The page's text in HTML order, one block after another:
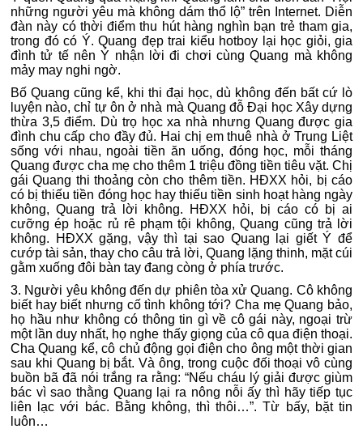
những người yêu mà không dám thổ lộ” trên Internet. Diễn
đàn này có thời điểm thu hút hàng nghìn bạn trẻ tham gia,
trong đó có Ý. Quang đẹp trai kiểu hotboy lại học giỏi, gia
đình tử tế nên Ý nhận lời đi chơi cùng Quang mà không
mảy may nghi ngờ.
Bố Quang cũng kể, khi thi đại học, dù không đến bất cứ lò
luyện nào, chỉ tự ôn ở nhà mà Quang đỗ Đại học Xây dựng
thừa 3,5 điểm. Dù trọ học xa nhà nhưng Quang được gia
đình chu cấp cho đầy đủ. Hai chị em thuê nhà ở Trung Liệt
sống với nhau, ngoài tiền ăn uống, đóng học, mỗi tháng
Quang được cha mẹ cho thêm 1 triệu đồng tiền tiêu vặt. Chị
gái Quang thi thoảng còn cho thêm tiền. HĐXX hỏi, bị cáo
có bị thiếu tiền đóng học hay thiếu tiền sinh hoạt hàng ngày
không, Quang trả lời không. HĐXX hỏi, bị cáo có bị ai
cưỡng ép hoặc rủ rê phạm tội không, Quang cũng trả lời
không. HĐXX gặng, vậy thì tại sao Quang lại giết Ý để
cướp tài sản, thay cho câu trả lời, Quang lặng thinh, mặt cúi
gằm xuống đôi bàn tay đang còng ở phía trước.
3. Người yêu không đến dự phiên tòa xử Quang. Cô không
biết hay biết nhưng cố tình không tới? Cha mẹ Quang bảo,
họ hầu như không có thông tin gì về cô gái này, ngoại trừ
một lần duy nhất, họ nghe thấy giọng của cô qua điện thoại.
Cha Quang kể, cô chủ động gọi điện cho ông một thời gian
sau khi Quang bị bắt. Và ông, trong cuộc đối thoại vô cùng
buồn bã đã nói trắng ra rằng: “Nếu cháu lý giải được giùm
bác vì sao thằng Quang lại ra nông nỗi ấy thì hãy tiếp tục
liên lạc với bác. Bằng không, thì thôi…”. Từ bấy, bặt tin
luôn…